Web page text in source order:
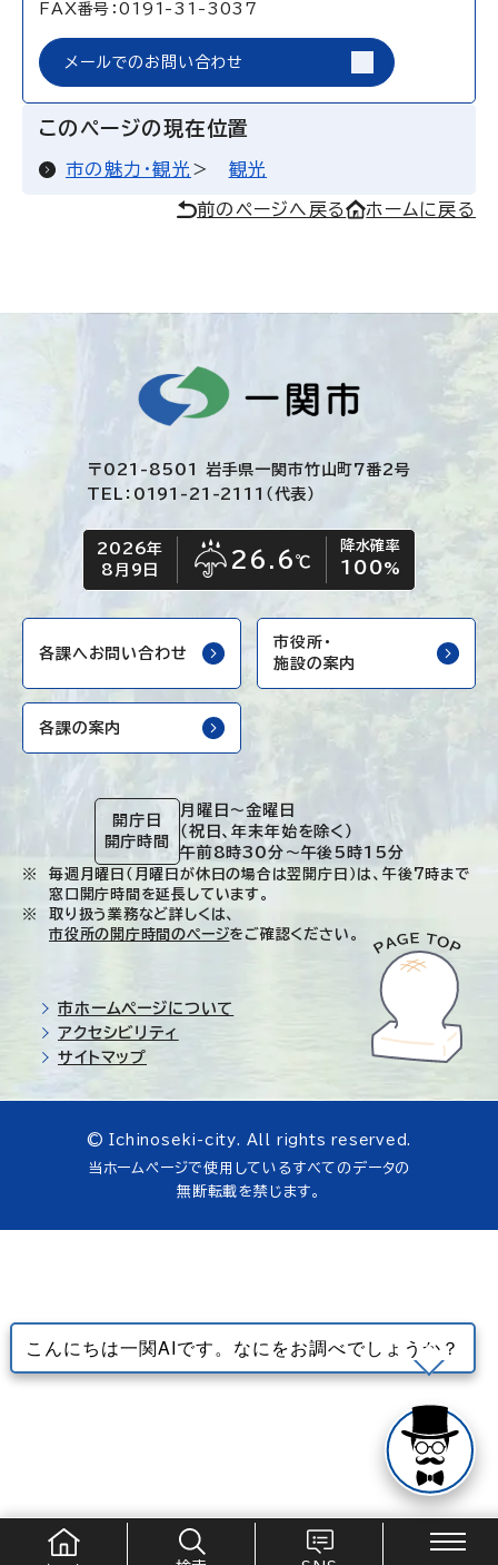
FAX番号：0191-31-3037
メールでのお問い合わせ
このページの現在位置
市の魅力・観光 観光
前のページへ戻る ホームに戻る
〒021-8501 岩手県一関市竹山町7番2号
TEL：0191-21-2111（代表）
今日の日付
2026年
8月9日
今日の天気
雨
26.6℃
降水確率
100%
各課へお問い合わせ
市役所・
施設の案内
各課の案内
開庁日
開庁時間
月曜日～金曜日
（祝日、年末年始を除く）
午前8時30分～午後5時15分
毎週月曜日（月曜日が休日の場合は翌開庁日）は、午後7時まで
窓口開庁時間を延長しています。
取り扱う業務など詳しくは、
市役所の開庁時間のページをご確認ください。
市ホームページについて
アクセシビリティ
サイトマップ
© Ichinoseki-city. All rights reserved.
当ホームページで使用しているすべてのデータの
無断転載を禁じます。